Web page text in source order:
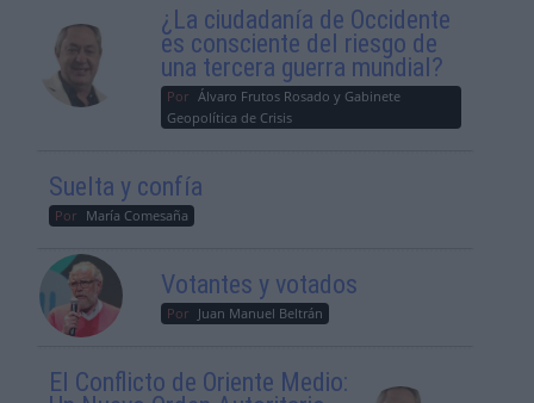
¿La ciudadanía de Occidente
es consciente del riesgo de
una tercera guerra mundial?
Por Álvaro Frutos Rosado y Gabinete
Geopolítica de Crisis
Suelta y confía
Por María Comesaña
Votantes y votados
Por Juan Manuel Beltrán
El Conflicto de Oriente Medio: